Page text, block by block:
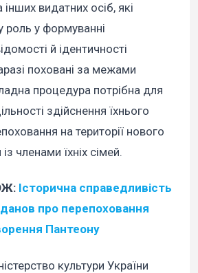
видатних осіб, які
роль у формуванні
й ідентичності
поховані за межами
процедура потрібна для
здійснення їхнього
на території нового
членами їхніх сімей.
Історична справедливість
про перепоховання
Пантеону
культури України